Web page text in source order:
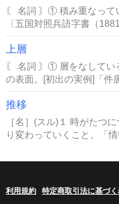
〘 名詞 〙① 積み重なって
〔五国対照兵語字書（
上層
〘 名詞 〙① 層をなしてい
の表面。[初出の実例]「件
推移
［名］(スル)１ 時がたつ
り変わっていくこと。「
利用規約 特定商取引法に基づ